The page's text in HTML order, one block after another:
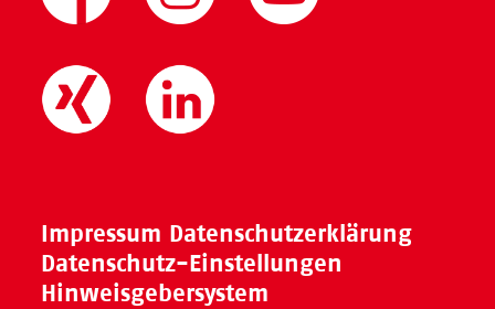
Impressum Datenschutzerklärung
Datenschutz-Einstellungen
Hinweisgebersystem